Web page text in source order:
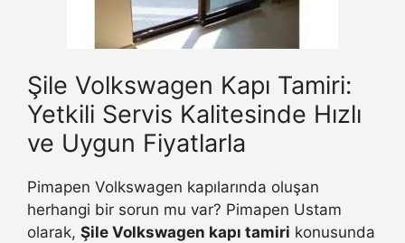
Şile Volkswagen Kapı Tamiri:
Yetkili Servis Kalitesinde Hızlı
ve Uygun Fiyatlarla
Pimapen Volkswagen kapılarında oluşan
herhangi bir sorun mu var? Pimapen Ustam
olarak, Şile Volkswagen kapı tamiri konusunda